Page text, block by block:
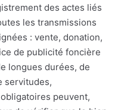
des actes liés
les transmissions
: vente, donation,
de publicité foncière
longues durées, de
servitudes,
peuvent,